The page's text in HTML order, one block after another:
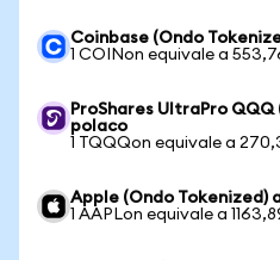
Coinbase (Ondo
1 COINon equivale a
ProShares UltraPro
polaco
1 TQQQon equivale a
Apple (Ondo Tokenized)
1 AAPLon equivale a